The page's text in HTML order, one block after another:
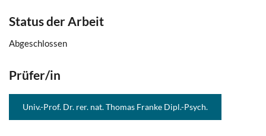
Status der Arbeit
Abgeschlossen
Prüfer/in
Univ.-Prof. Dr. rer. nat. Thomas Franke Dipl.-Psych.